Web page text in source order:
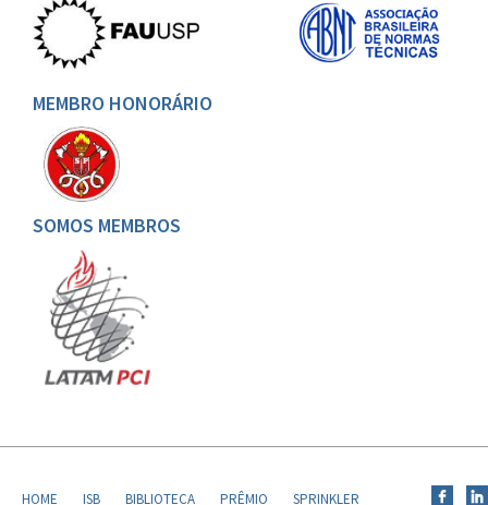
MEMBRO HONORÁRIO
SOMOS MEMBROS
HOME ISB BIBLIOTECA PRÊMIO SPRINKLER